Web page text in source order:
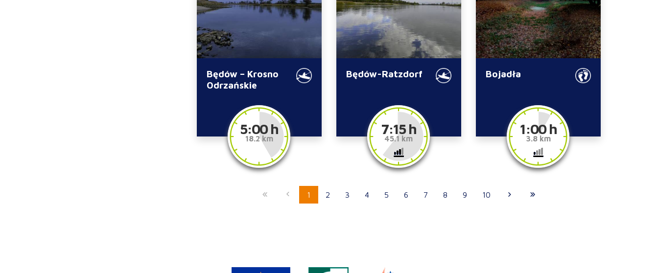
Będów – Krosno
Odrzańskie
5:00 h
18.2 km
Będów-Ratzdorf
7:15 h
45.1 km
Bojadła
1:00 h
3.8 km
1 2 3 4 5 6 7 8 9 10